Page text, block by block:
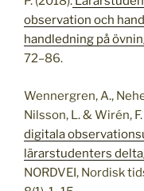
observation och
handledning på
72–86.
Wennergren, A.,
Nilsson, L. & Wirén,
digitala
lärarstudenters
NORDVEI, Nordisk